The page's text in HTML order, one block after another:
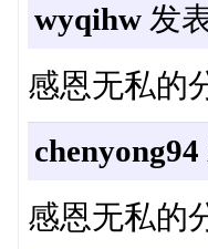
wyqihw发
感恩无私的
chenyong94
感恩无私的